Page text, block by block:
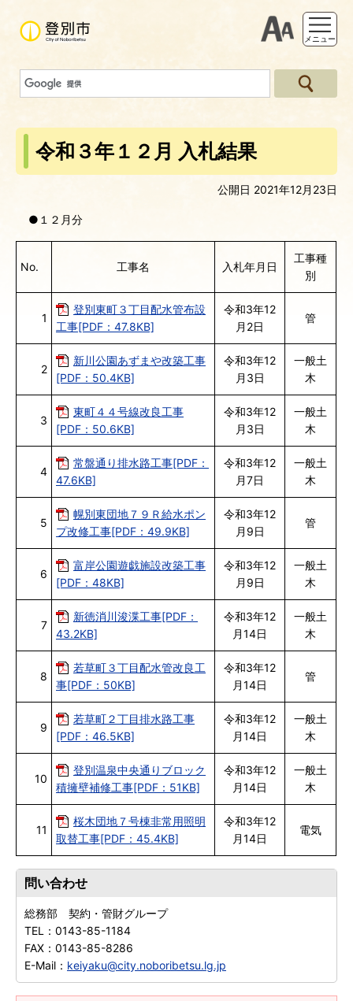
支援ツー
メニュー
令和３年１２月 入札結果
公開日 2021年12月23日
●１２月分
No. 工事名 入札年月日
工事種
別
1
登別東町３丁目配水管布設
工事[PDF：47.8KB]
令和3年12
月2日
管
2
新川公園あずまや改築工事
[PDF：50.4KB]
令和3年12
月3日
一般土
木
3
東町４４号線改良工事
[PDF：50.6KB]
令和3年12
月3日
一般土
木
4
常盤通り排水路工事[PDF：
47.6KB]
令和3年12
月7日
一般土
木
5
幌別東団地７９Ｒ給水ポン
プ改修工事[PDF：49.9KB]
令和3年12
月9日
管
6
富岸公園遊戯施設改築工事
[PDF：48KB]
令和3年12
月9日
一般土
木
7
新徳消川浚渫工事[PDF：
43.2KB]
令和3年12
月14日
一般土
木
8
若草町３丁目配水管改良工
事[PDF：50KB]
令和3年12
月14日
管
9
若草町２丁目排水路工事
[PDF：46.5KB]
令和3年12
月14日
一般土
木
10
登別温泉中央通りブロック
積擁壁補修工事[PDF：51KB]
令和3年12
月14日
一般土
木
11
桜木団地７号棟非常用照明
取替工事[PDF：45.4KB]
令和3年12
月14日
電気
問い合わせ
総務部 契約・管財グループ
TEL： 0143-85-1184
FAX： 0143-85-8286
E-Mail： keiyaku@city.noboribetsu.lg.jp